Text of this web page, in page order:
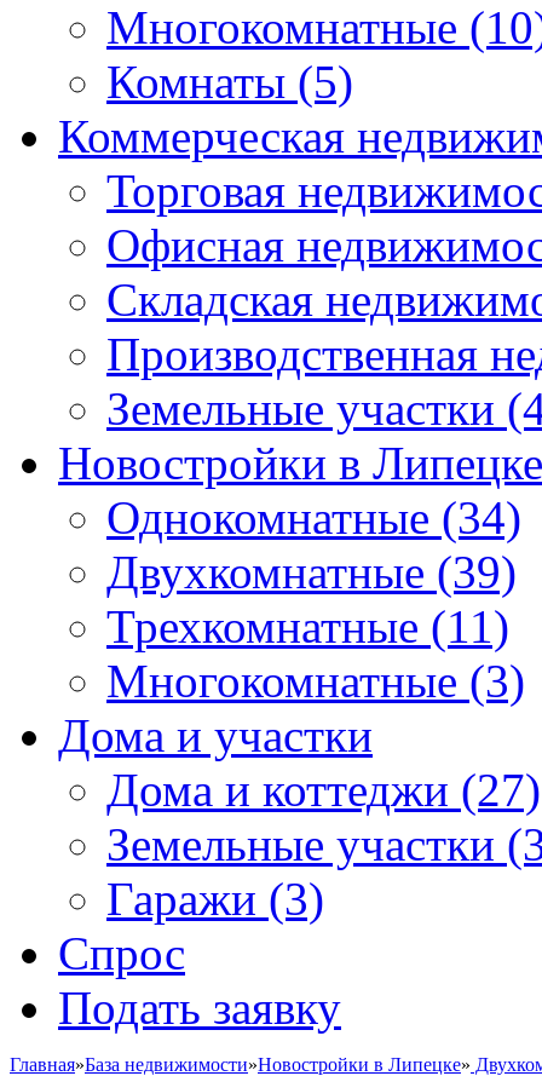
Многокомнатные
Комнаты (5)
Коммерческая
Торговая
Офисная
Складская
Производственная
Земельные участки
Новостройки в Липецке
Однокомнатные (34)
Двухкомнатные (39)
Трехкомнатные (11)
Многокомнатные (3)
Дома и участки
Дома и коттеджи (27)
Земельные участки
Гаражи (3)
Спрос
Подать заявку
Главная»База недвижимости»Новостройки в Липецке»